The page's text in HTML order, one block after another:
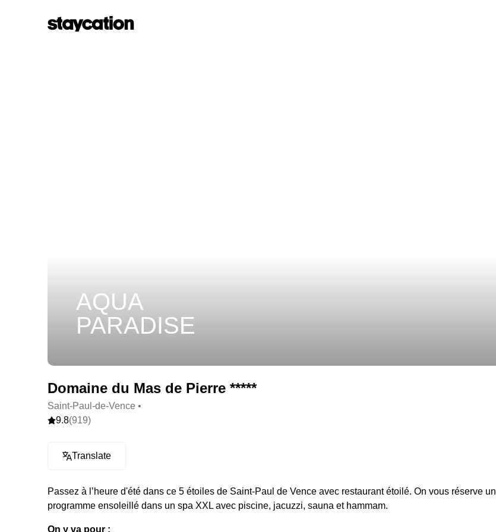
AQUA
PARADISE
Domaine du Mas de Pierre *****
Saint-Paul-de-Vence •
9.8(919)
Translate
Passez à l’heure d'été dans ce 5 étoiles de Saint-Paul de Vence avec restaurant étoilé. On vous réserve un
programme ensoleillé dans un spa XXL avec piscine, jacuzzi, sauna et hammam.
On y va pour :